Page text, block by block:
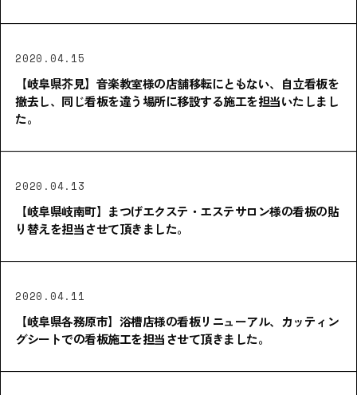
2020.04.15
【岐阜県芥見】音楽教室様の店舗移転にともない、自立看板を
撤去し、同じ看板を違う場所に移設する施工を担当いたしまし
た。
2020.04.13
【岐阜県岐南町】まつげエクステ・エステサロン様の看板の貼
り替えを担当させて頂きました。
2020.04.11
【岐阜県各務原市】浴槽店様の看板リニューアル、カッティン
グシートでの看板施工を担当させて頂きました。